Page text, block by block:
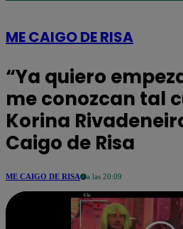
ME CAIGO DE RISA
“Ya quiero
me conozcan tal
Korina
Caigo de Risa
ME CAIGO DE RISA a las 20:09